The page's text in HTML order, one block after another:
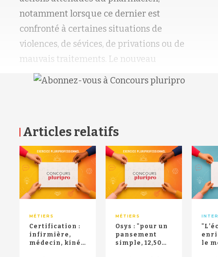
notamment lorsque ce dernier est
confronté à certaines situations de
violences, de sévices, de privations ou de
mauvais traitements. Le nouveau
Articles relatifs
MÉTIERS
Certification :
infirmière,
médecin, kiné,
MÉTIERS
Osys : "pour un
pansement
simple, 12,50
le
RETOUR HAUT DE PAGE